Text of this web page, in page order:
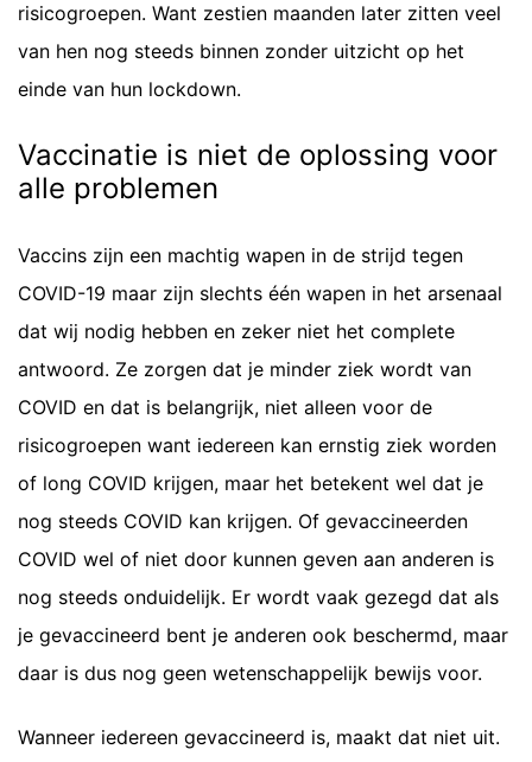
risicogroepen. Want zestien maanden later zitten veel
van hen nog steeds binnen zonder uitzicht op het
einde van hun lockdown.
Vaccinatie is niet de oplossing voor
alle problemen
Vaccins zijn een machtig wapen in de strijd tegen
COVID-19 maar zijn slechts één wapen in het arsenaal
dat wij nodig hebben en zeker niet het complete
antwoord. Ze zorgen dat je minder ziek wordt van
COVID en dat is belangrijk, niet alleen voor de
risicogroepen want iedereen kan ernstig ziek worden
of long COVID krijgen, maar het betekent wel dat je
nog steeds COVID kan krijgen. Of gevaccineerden
COVID wel of niet door kunnen geven aan anderen is
nog steeds onduidelijk. Er wordt vaak gezegd dat als
je gevaccineerd bent je anderen ook beschermd, maar
daar is dus nog geen wetenschappelijk bewijs voor.
Wanneer iedereen gevaccineerd is, maakt dat niet uit.